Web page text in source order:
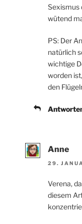
Sexismus
wütend
PS: Der
natürlich
wichtige
worden
den
Anne
29.
Verena,
diesem